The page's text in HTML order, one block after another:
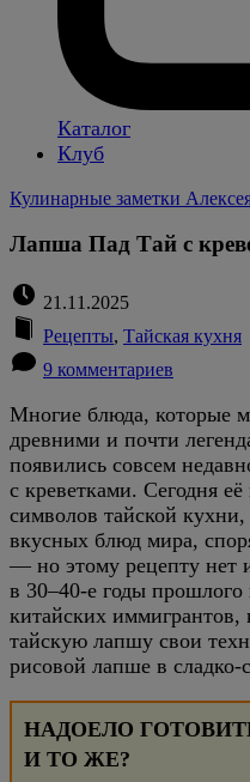
Каталог
Клуб
Кулинарные заметки
Лапша Пад Тай с
21.11.2025
Рецепты, Тайская кухня
9 комментариев
Многие блюда, которые
древними и почти
появились совсем
с креветками. Сегодня
символов тайской
вкусных блюд мира,
— но этому рецепту нет
в 30–40-е годы прошлого
китайских иммигрантов,
тайскую лапшу свои
рисовой лапше в сладко-
НАДОЕЛО
И ТО ЖЕ?